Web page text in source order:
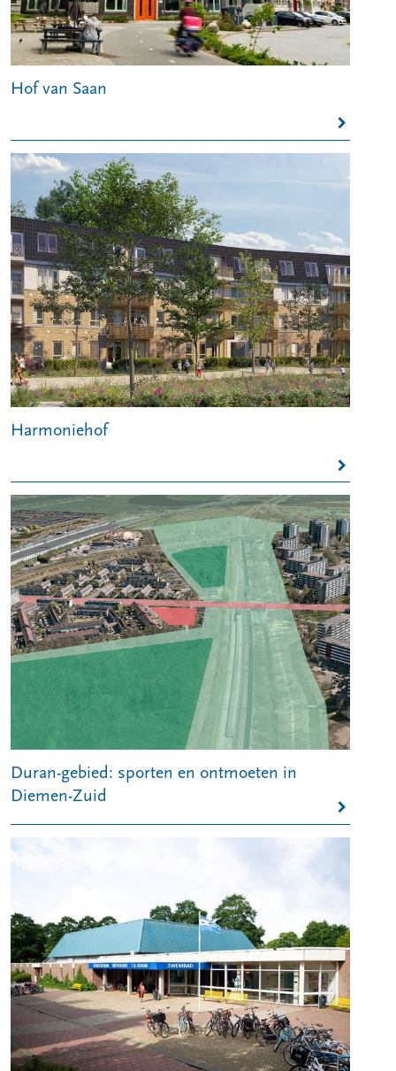
Hof van Saan
Harmoniehof
Duran-gebied: sporten en ontmoeten in
Diemen-Zuid